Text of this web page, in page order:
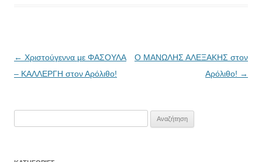
Πλοήγηση
άρθρων
← Χριστούγεννα με ΦΑΣΟΥΛΑ
– ΚΑΛΛΕΡΓΗ στον Αρόλιθο!
Ο ΜΑΝΩΛΗΣ ΑΛΕΞΑΚΗΣ στον
Αρόλιθο! →